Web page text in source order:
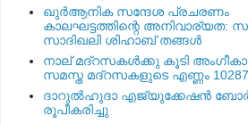
ഖുര്‍ആനിക സന്ദേശ പ്രചരണം
കാലഘട്ടത്തിന്റെ അനിവാര്യത:
സാദിഖലി ശിഹാബ് തങ്ങള്‍
നാല് മദ്‌റസകള്‍ക്കു കൂടി
സമസ്ത മദ്‌റസകളുടെ എണ്ണം
ദാറുല്‍ഹുദാ എജ്യുക്കേഷന്‍
രൂപീകരിച്ചു